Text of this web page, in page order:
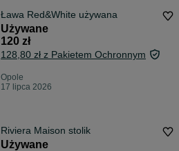
Ława Red&White używana
Używane
120 zł
128,80 zł z Pakietem Ochronnym
Opole
17 lipca 2026
Riviera Maison stolik
Używane